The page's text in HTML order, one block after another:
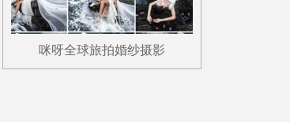
咪呀全球旅拍婚纱摄影